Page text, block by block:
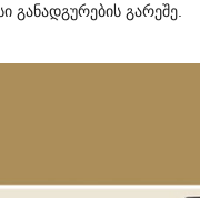
განადგურების გარეშე.